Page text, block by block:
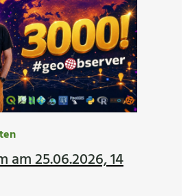
25.06.2026, 14